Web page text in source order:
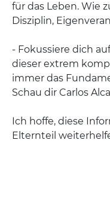
für das Leben. Wie
Disziplin,
- Fokussiere dich
dieser extrem
immer das
Schau dir Carlos
Ich hoffe, diese
Elternteil